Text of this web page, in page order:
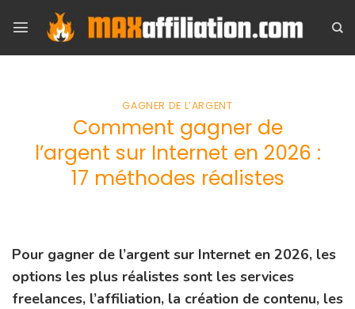
content
GAGNER DE L’ARGENT
Comment gagner de
l’argent sur Internet en 2026 :
17 méthodes réalistes
Pour gagner de l’argent sur Internet en 2026, les
options les plus réalistes sont les services
freelances, l’affiliation, la création de contenu, les